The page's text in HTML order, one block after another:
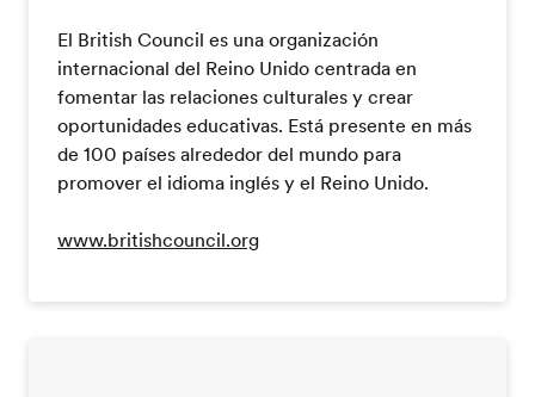
El British Council es una organización
internacional del Reino Unido centrada en
fomentar las relaciones culturales y crear
oportunidades educativas. Está presente en más
de 100 países alrededor del mundo para
promover el idioma inglés y el Reino Unido.
www.britishcouncil.org